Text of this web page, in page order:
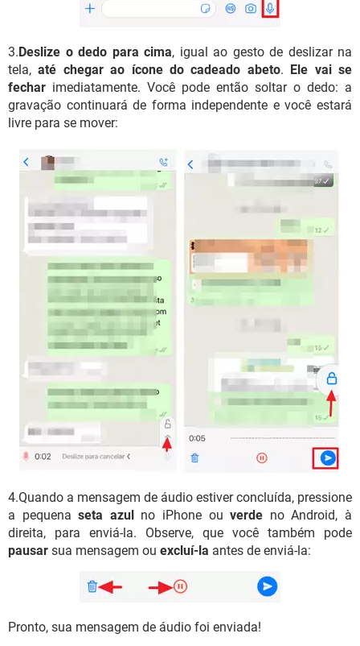
3. Deslize o dedo para cima, igual ao gesto de deslizar na
tela,até chegar ao ícone do cadeado abeto.
Ele vai se
fechar imediatamente. Você pode então soltar o dedo: a
gravação continuará de forma independente e você estará
livre para se mover:
4.Quando a mensagem de áudio estiver concluída, pressione
a pequenaseta azul no iPhone ouverde no Android, à
direita, para enviá-la. Observe, que você também pode
pausar sua mensagem ou excluí-la antes de enviá-la:
Pronto, sua mensagem de áudio foi enviada!